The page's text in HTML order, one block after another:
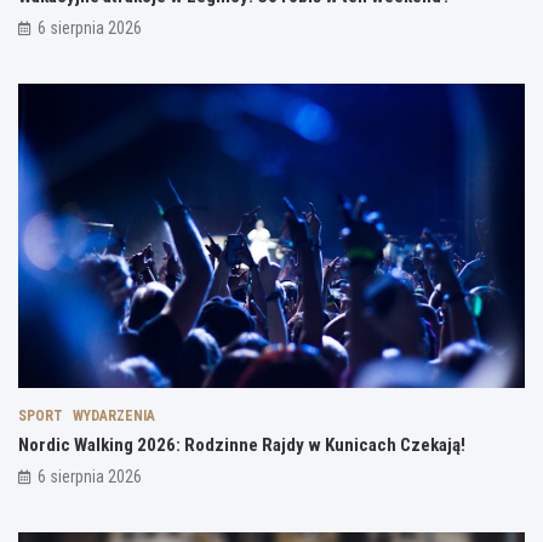
6 sierpnia 2026
SPORT WYDARZENIA
Nordic Walking 2026: Rodzinne Rajdy w Kunicach Czekają!
6 sierpnia 2026